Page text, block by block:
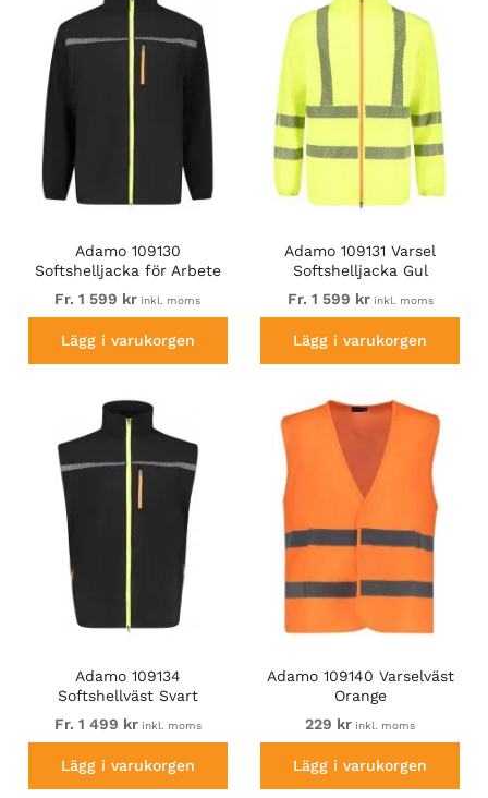
Adamo 109130
Softshelljacka för Arbete
Svart
Fr. 1 599 kr inkl. moms
Lägg i varukorgen
Adamo 109131 Varsel
Softshelljacka Gul
Fr. 1 599 krinkl. moms
Lägg i varukorgen
Adamo 109134
Softshellväst Svart
Fr. 1 499 krinkl. moms
Lägg i varukorgen
Adamo 109140 Varselväst
Orange
229 kr inkl. moms
Lägg i varukorgen